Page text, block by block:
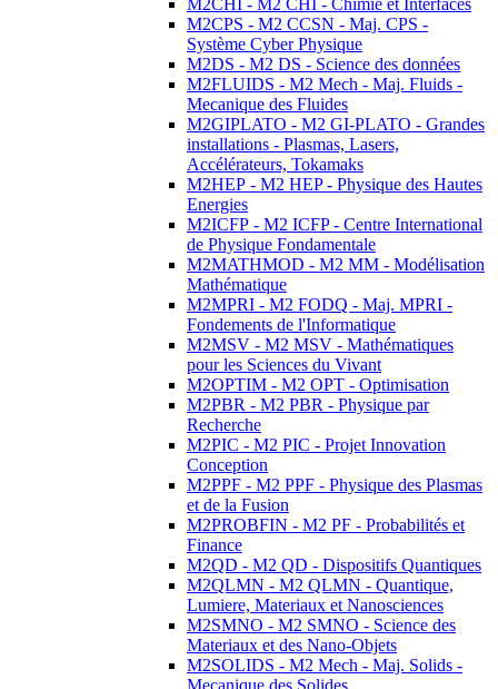
M2CHI - M2 CHI - Chimie et Interfaces
M2CPS - M2 CCSN - Maj. CPS -
Système Cyber Physique
M2DS - M2 DS - Science des données
M2FLUIDS - M2 Mech - Maj. Fluids -
Mecanique des Fluides
M2GIPLATO - M2 GI-PLATO - Grandes
installations - Plasmas, Lasers,
Accélérateurs, Tokamaks
M2HEP - M2 HEP - Physique des Hautes
Energies
M2ICFP - M2 ICFP - Centre International
de Physique Fondamentale
M2MATHMOD - M2 MM - Modélisation
Mathématique
M2MPRI - M2 FODQ - Maj. MPRI -
Fondements de l'Informatique
M2MSV - M2 MSV - Mathématiques
pour les Sciences du Vivant
M2OPTIM - M2 OPT - Optimisation
M2PBR - M2 PBR - Physique par
Recherche
M2PIC - M2 PIC - Projet Innovation
Conception
M2PPF - M2 PPF - Physique des Plasmas
et de la Fusion
M2PROBFIN - M2 PF - Probabilités et
Finance
M2QD - M2 QD - Dispositifs Quantiques
M2QLMN - M2 QLMN - Quantique,
Lumiere, Materiaux et Nanosciences
M2SMNO - M2 SMNO - Science des
Materiaux et des Nano-Objets
M2SOLIDS - M2 Mech - Maj. Solids -
Mecanique des Solides